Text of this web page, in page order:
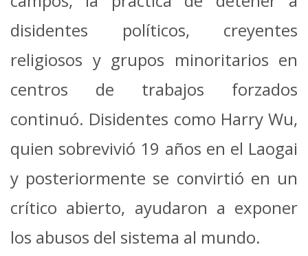
disidentes políticos, creyentes
religiosos y grupos minoritarios en
centros de trabajos forzados
continuó. Disidentes como Harry Wu,
quien sobrevivió 19 años en el Laogai
y posteriormente se convirtió en un
crítico abierto, ayudaron a exponer
los abusos del sistema al mundo.